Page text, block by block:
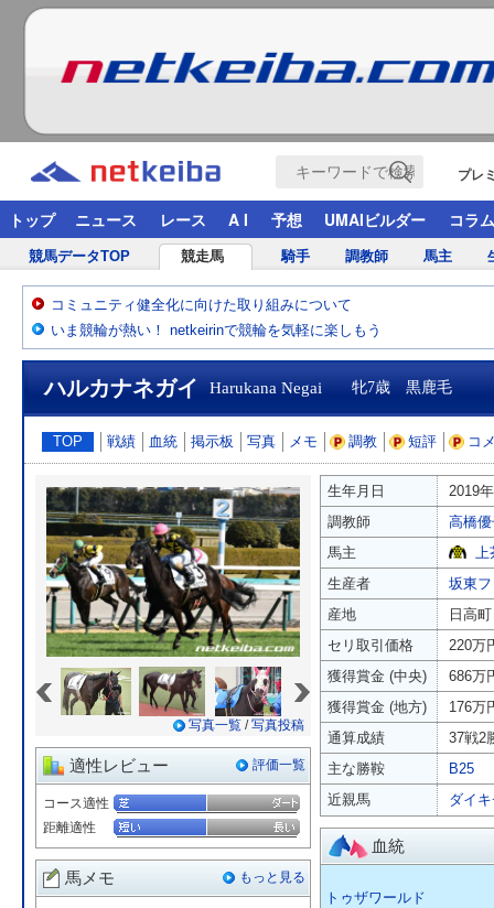
プレ
トップ ニュース レース A I 予想 UMAIビルダー コラム
競馬データTOP 競走馬 騎手 調教師 馬主
コミュニティ健全化に向けた取り組みについて
いま競輪が熱い！ netkeirinで競輪を気軽に楽しもう
ハルカナネガイ Harukana Negai 牝7歳 黒鹿毛
TOP 戦績 血統 掲示板 写真 メモ 調教 短評 コ
写真一覧 /写真投稿
適性レビュー 評価一覧
コース適性
距離適性
馬メモ もっと見る
生年月日
2019
調教師
高橋
馬主
上
生産者
坂東
産地
日高町
セリ取引価格
220万
獲得賞金 (中央)
686万
獲得賞金 (地方)
176万
通算成績
37戦2
主な勝鞍
B25
近親馬
ダイ
血統
トゥザワールド